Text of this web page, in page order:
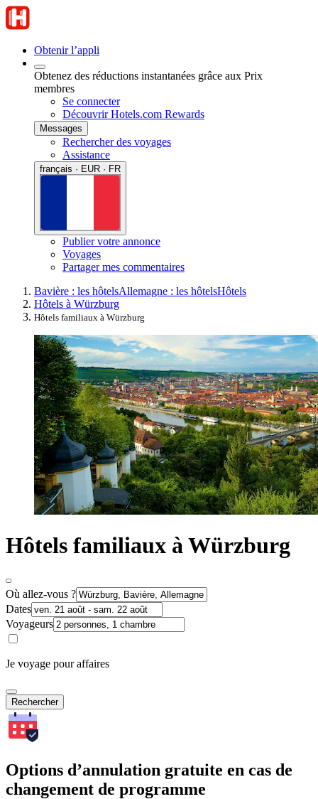
Obtenir l’appli
Obtenez des réductions instantanées grâce aux Prix
membres
Se connecter
Découvrir Hotels.com Rewards
Messages
Rechercher des voyages
Assistance
français · EUR · FR
Publier votre annonce
Voyages
Partager mes commentaires
Bavière : les hôtelsAllemagne : les hôtelsHôtels
Hôtels à Würzburg
Hôtels familiaux à Würzburg
Hôtels familiaux à Würzburg
Où allez-vous ?
Dates
Voyageurs
Je voyage pour affaires
Rechercher
Options d’annulation gratuite en cas de
changement de programme